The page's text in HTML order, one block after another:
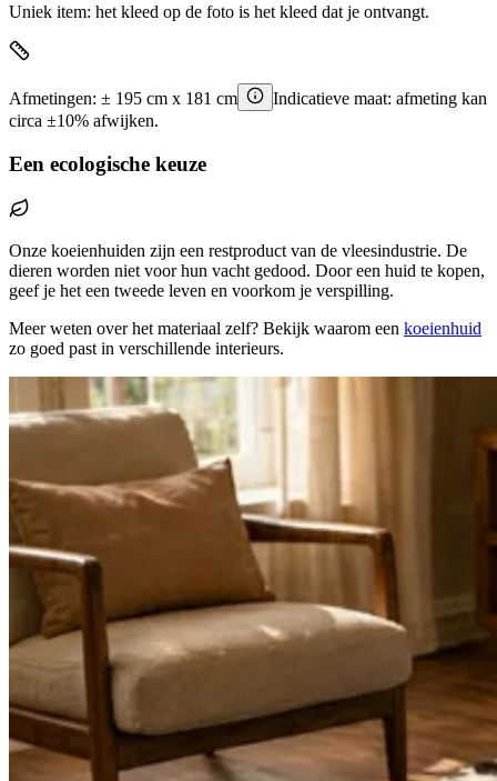
Uniek item: het kleed op de foto is het kleed dat je ontvangt.
Afmetingen: ± 195 cm x 181 cm
Indicatieve maat: afmeting kan
circa ±10% afwijken.
Een ecologische keuze
Onze koeienhuiden zijn een restproduct van de vleesindustrie. De
dieren worden niet voor hun vacht gedood. Door een huid te kopen,
geef je het een tweede leven en voorkom je verspilling.
Meer weten over het materiaal zelf? Bekijk waarom een koeienhuid
zo goed past in verschillende interieurs.